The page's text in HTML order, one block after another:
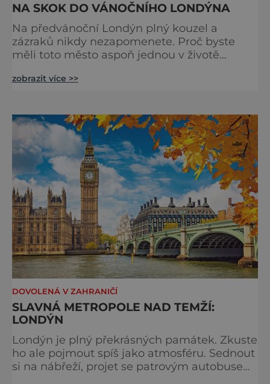
NA SKOK DO VÁNOČNÍHO LONDÝNA
Na předvánoční Londýn plný kouzel a
zázraků nikdy nezapomenete. Proč byste
měli toto město aspoň jednou v životě
nejkrásnější svátky v roce? Nákupy, bruslení,
typicky londýnského? Angličané milují
kluziště, patří k neodmyslitelné předvánoční
tradici a zábavě všech věkových k
zobrazit více >>
DOVOLENÁ V ZAHRANIČÍ
SLAVNÁ METROPOLE NAD TEMŽÍ:
LONDÝN
Londýn je plný překrásných památek. Zkuste
ho ale pojmout spíš jako atmosféru. Sednout
si na nábřeží, projet se patrovým autobusem